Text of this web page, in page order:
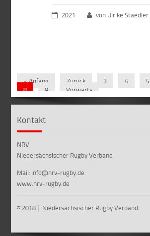
2021 von Ulrike Staedler
« Anfang Zurück 3 4 5
8
9 Vorwärts
Kontakt
NRV
Niedersächsischer Rugby Verband
Mail: info@nrv-rugby.de
www.nrv-rugby.de
© 2018 ∣ Niedersächsischer Rugby Verband